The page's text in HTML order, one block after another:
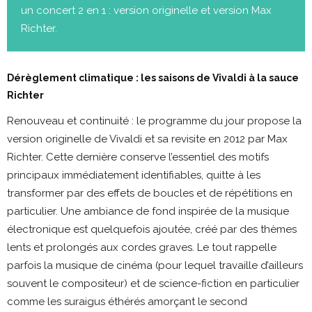
un concert 2 en 1 : version originelle et version Max
Richter.
Dérèglement climatique : les saisons de Vivaldi à la sauce
Richter
Renouveau et continuité : le programme du jour propose la
version originelle de Vivaldi et sa revisite en 2012 par Max
Richter. Cette dernière conserve l’essentiel des motifs
principaux immédiatement identifiables, quitte à les
transformer par des effets de boucles et de répétitions en
particulier. Une ambiance de fond inspirée de la musique
électronique est quelquefois ajoutée, créé par des thèmes
lents et prolongés aux cordes graves. Le tout rappelle
parfois la musique de cinéma (pour lequel travaille d’ailleurs
souvent le compositeur) et de science-fiction en particulier
comme les suraigus éthérés amorçant le second